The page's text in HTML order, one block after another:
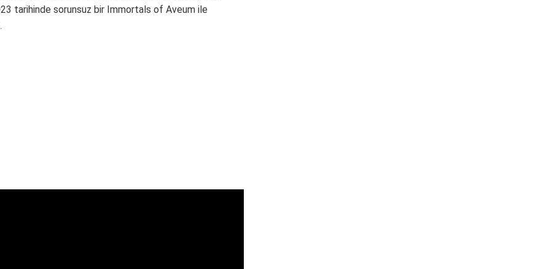
tarihinde sorunsuz bir Immortals of Aveum ile